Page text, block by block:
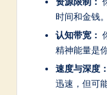
时间和金钱。
认知带宽：
精神能量是
速度与深度：
迅速，但可